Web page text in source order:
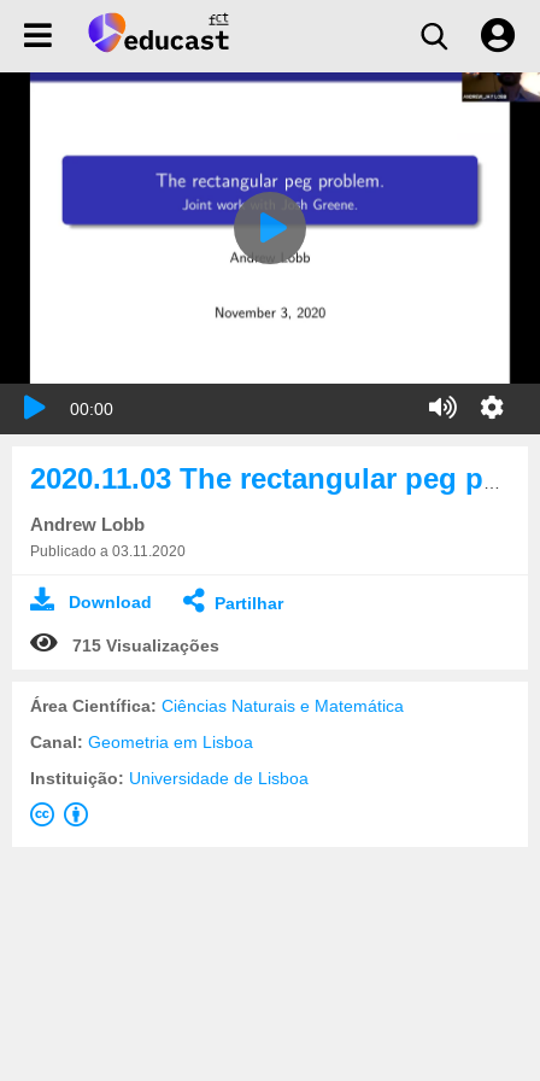
00:00
Andrew Lobb
Publicado a 03.11.2020
Download Partilhar
715 Visualizações
Área Científica: Ciências Naturais e Matemática
Canal: Geometria em Lisboa
Instituição: Universidade de Lisboa